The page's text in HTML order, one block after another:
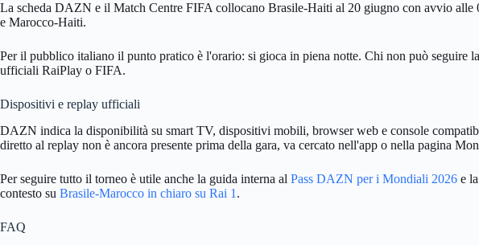
La scheda DAZN e il Match Centre FIFA collocano Brasile-Haiti al 20 giugno con avvio
e Marocco-Haiti.
Per il pubblico italiano il punto pratico è l'orario: si gioca in piena notte. Chi non può
ufficiali RaiPlay o FIFA.
Dispositivi e replay ufficiali
DAZN indica la disponibilità su smart TV, dispositivi mobili, browser web e console
diretto al replay non è ancora presente prima della gara, va cercato nell'app o nella pagina
Per seguire tutto il torneo è utile anche la guida interna al Pass DAZN per i Mondiali 2026 e
contesto su Brasile-Marocco in chiaro su Rai 1 .
FAQ